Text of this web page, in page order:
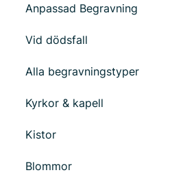
Anpassad Begravning
Vid dödsfall
Alla begravningstyper
Kyrkor & kapell
Kistor
Blommor